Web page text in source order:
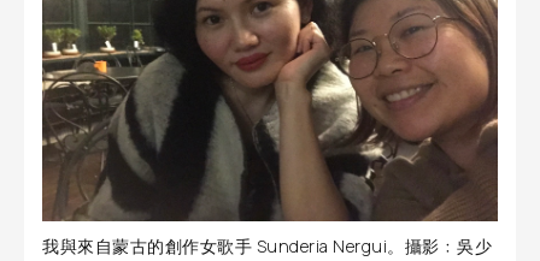
我與來自蒙古的創作女歌手 Sunderia Nergui。攝影﹕吳少